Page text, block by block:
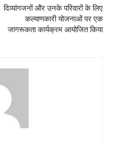
दिव्यांगजनों और उनके परिवारों के लिए
कल्याणकारी योजनाओं पर एक
जागरूकता कार्यक्रम आयोजित किया